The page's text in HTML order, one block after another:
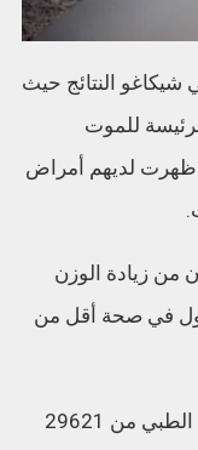
النتائج حيث
للموت
ظهرت لديهم أمراض
من زيادة الوزن
في صحة أقل من
وجمع الفريق في شيكاغو بيانات التأمين الطبي من 29621